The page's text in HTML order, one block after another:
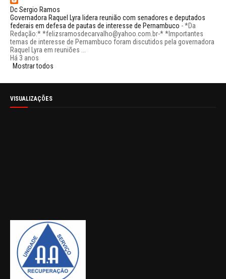
Dc Sergio Ramos
Governadora Raquel Lyra lidera reunião com senadores e deputados
federais em defesa de pautas de interesse de Pernambuco -*Da
Redação:* *felizsramosdecarvalho@yahoo.com.br-* *Importantes
temas de interesse de Pernambuco foram discutidos pela governadora
Raquel Lyra em reuniões ...
Há 3 anos
Mostrar todos
VISUALIZAÇÕES